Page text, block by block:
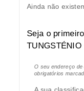
Ainda não
Seja o
TUNGSTÉNIO
O seu endereço de
obrigatórios
A sua